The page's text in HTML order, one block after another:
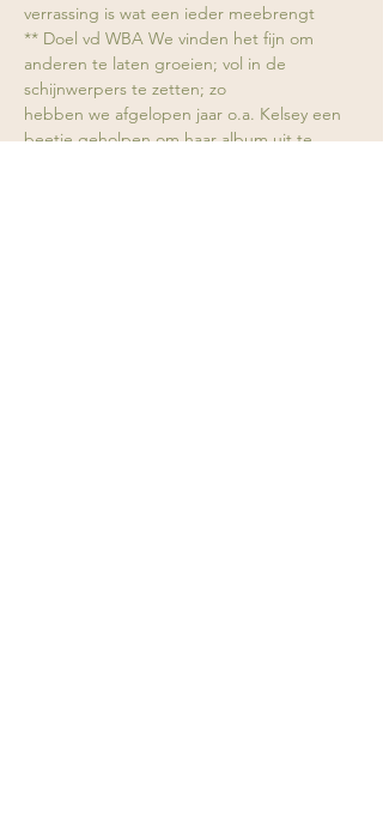
verrassing is wat een ieder meebrengt
** Doel vd WBA We vinden het fijn om
anderen te laten groeien; vol in de
schijnwerpers te zetten; zo
hebben we afgelopen jaar o.a. Kelsey een
beetje geholpen om haar album uit te